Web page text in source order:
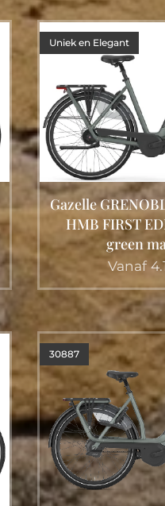
Gazelle
HMB FIRST
green
Uniek en Elegant
Vanaf
30887